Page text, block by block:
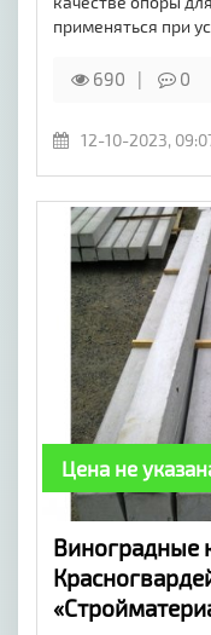
применяться при
690 0
12-10-2023,
Цена не
Виноградные